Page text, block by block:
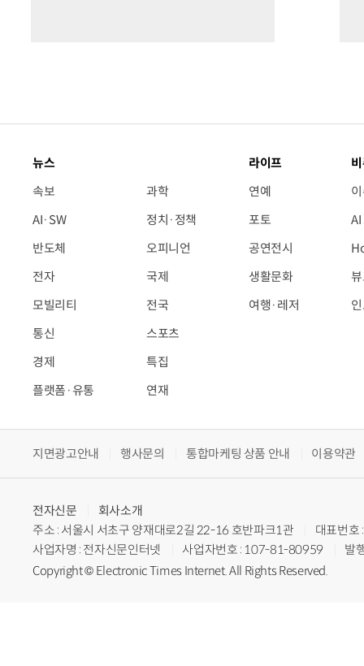
뉴스
속보
AI·SW
반도체
전자
모빌리티
통신
경제
플랫폼·유통
과학
정치·정책
오피니언
국제
전국
스포츠
특집
연재
라이프
연예
포토
공연전시
생활문화
여행·레저
지면광고안내 행사문의 통합마케팅 상품 안내 이용약관
전자신문
회사소개
주소 : 서울시 서초구 양재대로2길 22-16 호반파크1관
대표번
사업자명 : 전자신문인터넷
사업자번호 : 107-81-80959
발
Copyright © Electronic Times Internet. All Rights Reserved.